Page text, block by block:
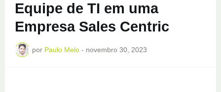
Equipe de TI em uma
Empresa Sales Centric
por Paulo Melo - novembro 30, 2023